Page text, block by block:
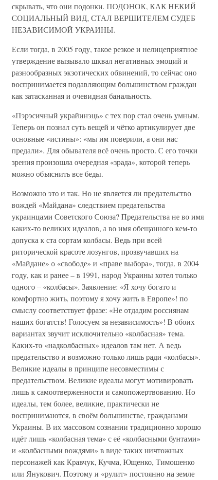
скрывать, что они подонки. ПОДОНОК, КАК НЕКИЙ
СОЦИАЛЬНЫЙ ВИД, СТАЛ ВЕРШИТЕЛЕМ СУДЕБ
НЕЗАВИСИМОЙ УКРАИНЫ.
Если тогда, в 2005 году, такое резкое и нелицеприятное
утверждение вызывало шквал негативных эмоций и
разнообразных экзотических обвинений, то сейчас оно
воспринимается подавляющим большинством граждан
как затасканная и очевидная банальность.
«Пэрэсичный украйинэць» с тех пор стал очень умным.
Теперь он познал суть вещей и чётко артикулирует две
основные «истины»: «мы им поверили, а они нас
предали». Для обывателя всё очень просто. С его точки
зрения произошла очередная «зрада», которой теперь
можно объяснить все беды.
Возможно это и так. Но не является ли предательство
вождей «Майдана» следствием предательства
украинцами Советского Союза? Предательства не во имя
каких-то великих идеалов, а во имя обещанного кем-то
допуска к ста сортам колбасы. Ведь при всей
риторической красоте лозунгов, прозвучавших на
«Майдане» о «свободе» и «праве выбора», тогда, в 2004
году, как и ранее – в 1991, народ Украины хотел только
одного – «колбасы». Заявление: «Я хочу богато и
комфортно жить, поэтому я хочу жить в Европе»! по
смыслу соответствует фразе: «Не отдадим россиянам
наших богатств! Голосуем за независимость»! В обоих
вариантах звучит исключительно «колбасная» тема.
Каких-то «надколбасных» идеалов там нет. А ведь
предательство и возможно только лишь ради «колбасы».
Великие идеалы в принципе несовместимы с
предательством. Великие идеалы могут мотивировать
лишь к самоотверженности и самопожертвованию. Но
идеалы, тем более, великие, практически не
воспринимаются, в своём большинстве, гражданами
Украины. В их массовом сознании традиционно хорошо
идёт лишь «колбасная тема» с её «колбасными бунтами»
и «колбасными вождями» в виде таких ничтожных
персонажей как Кравчук, Кучма, Ющенко, Тимошенко
или Янукович. Поэтому и «рулит» постоянно на земле